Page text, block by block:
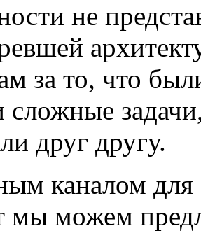
не
за то, что
сложные
друг другу.
каналом
мы можем